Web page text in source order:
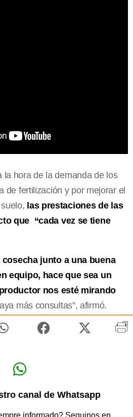
la hora de la demanda de los
de fertilización y por mejorar el
las prestaciones de las
que “cada vez se tiene
cosecha junto a una buena
equipo, hace que sea un
nos esté mirando
más consultas”, afirmó.
canal de Whatsapp